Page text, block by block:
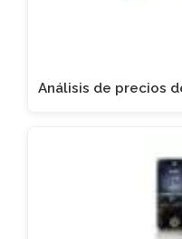
Análisis de precios